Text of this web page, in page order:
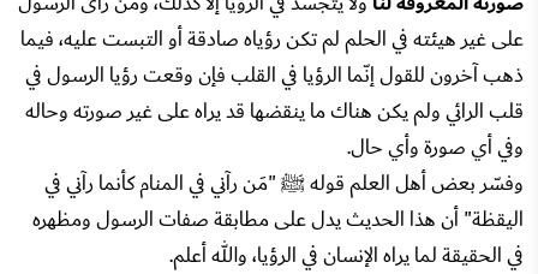
على غير هيئته في الحلم لم تكن رؤياه صادقة أو التبست عليه، فيما
ذهب آخرون للقول إنّما الرؤيا في القلب فإن وقعت رؤيا الرسول في
قلب الرائي ولم يكن هناك ما ينقضها قد يراه على غير صورته وحاله
وفي أي صورة وأي حال.
وفسّر بعض أهل العلم قوله ﷺ "مَن رآني في المنام كأنما رآني في
اليقظة" أن هذا الحديث يدل على مطابقة صفات الرسول ومظهره
في الحقيقة لما يراه الإنسان في الرؤيا، والله أعلم.